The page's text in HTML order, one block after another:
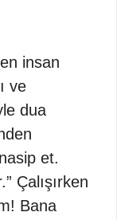
insan
ve
dua
et.
Çalışırken
Bana